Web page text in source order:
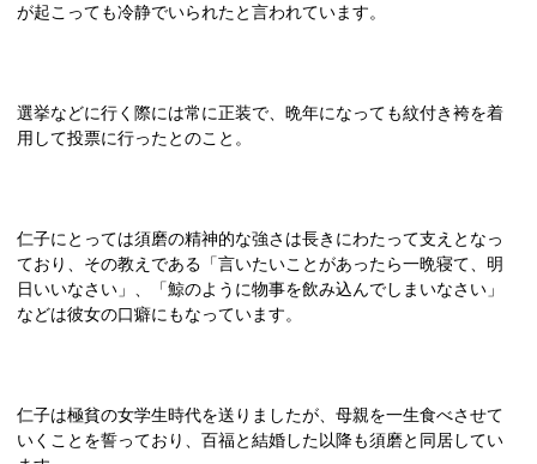
が起こっても冷静でいられたと言われています。
選挙などに行く際には常に正装で、晩年になっても紋付き袴を着
用して投票に行ったとのこと。
仁子にとっては須磨の精神的な強さは長きにわたって支えとなっ
ており、その教えである「言いたいことがあったら一晩寝て、明
日いいなさい」、「鯨のように物事を飲み込んでしまいなさい」
などは彼女の口癖にもなっています。
仁子は極貧の女学生時代を送りましたが、母親を一生食べさせて
いくことを誓っており、百福と結婚した以降も須磨と同居してい